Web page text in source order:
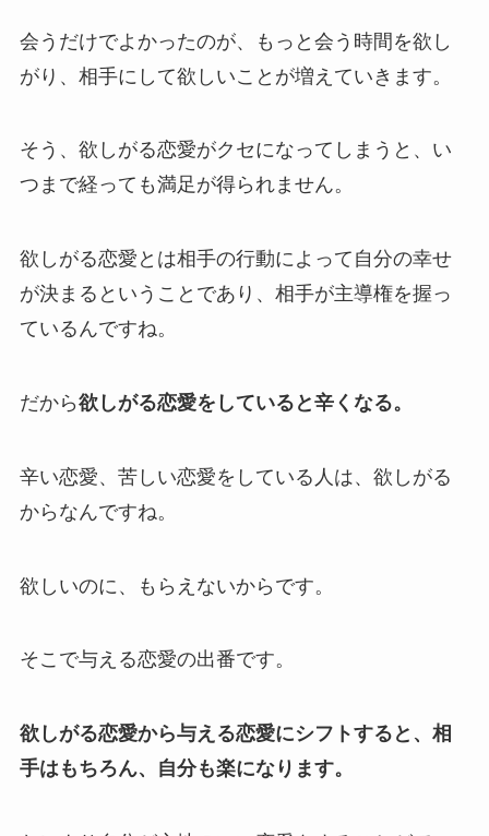
会うだけでよかったのが、もっと会う時間を欲し
がり、相手にして欲しいことが増えていきます。
そう、欲しがる恋愛がクセになってしまうと、い
つまで経っても満足が得られません。
欲しがる恋愛とは相手の行動によって自分の幸せ
が決まるということであり、相手が主導権を握っ
ているんですね。
だから欲しがる恋愛をしていると辛くなる。
辛い恋愛、苦しい恋愛をしている人は、欲しがる
からなんですね。
欲しいのに、もらえないからです。
そこで与える恋愛の出番です。
欲しがる恋愛から与える恋愛にシフトすると、相
手はもちろん、自分も楽になります。